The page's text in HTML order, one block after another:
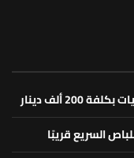
ألف دينار
السريع قريبًا